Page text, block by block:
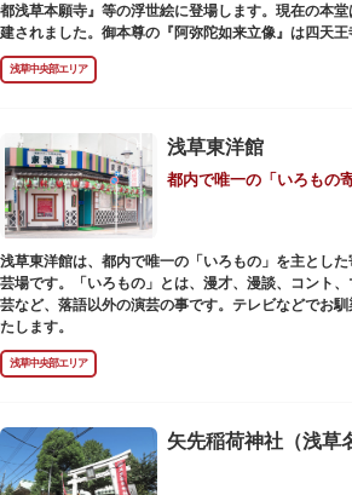
都浅草本願寺』等の浮世絵に登場します。現在の本
建されました。御本尊の『阿弥陀如来立像』は四天
禄2年（1226）頃の作と伝わっています。また、梵鐘
後のものと推定され、都内に現存する梵鐘の中では有
浅草中央部エリア
浅草東洋館
都内で唯一の「いろもの
浅草東洋館は、都内で唯一の「いろもの」を主とし
芸場です。「いろもの」とは、漫才、漫談、コント
芸など、落語以外の演芸の事です。テレビなどでお
たします。
浅草中央部エリア